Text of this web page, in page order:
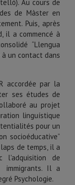
Au cours de
de Màster en
Puis, après
il a commencé à
“Llengua
à un contact dans
accordée par la
ses études de
au projet
linguístique
pour un
socioéducative”
laps de temps, il a
l'adquisition de
immigrants. Il a
Psychologie.